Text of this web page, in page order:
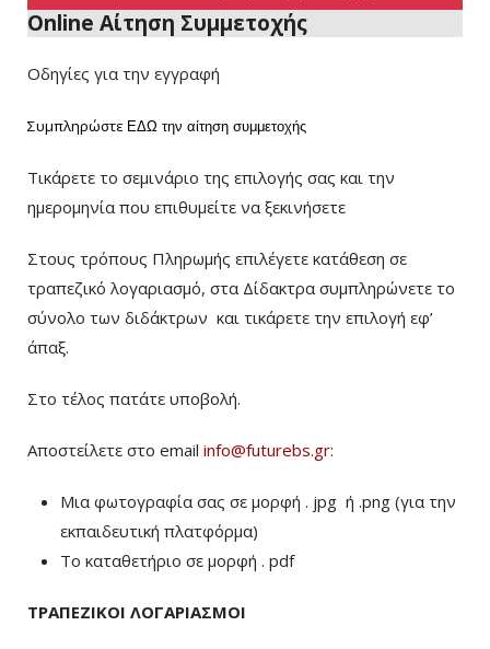
Online Αίτηση Συμμετοχής
Οδηγίες για την εγγραφή
Συμπληρώστε ΕΔΩ την αίτηση συμμετοχής
Τικάρετε το σεμινάριο της επιλογής σας και την
ημερομηνία που επιθυμείτε να ξεκινήσετε
Στους τρόπους Πληρωμής επιλέγετε κατάθεση σε
τραπεζικό λογαριασμό, στα Δίδακτρα συμπληρώνετε το
σύνολο των διδάκτρων και τικάρετε την επιλογή εφ’
άπαξ.
Στο τέλος πατάτε υποβολή.
Αποστείλετε στο email info@futurebs.gr:
Μια φωτογραφία σας σε μορφή . jpg ή .png (για την
εκπαιδευτική πλατφόρμα)
To καταθετήριο σε μορφή . pdf
ΤΡΑΠΕΖΙΚΟΙ ΛΟΓΑΡΙΑΣΜΟΙ